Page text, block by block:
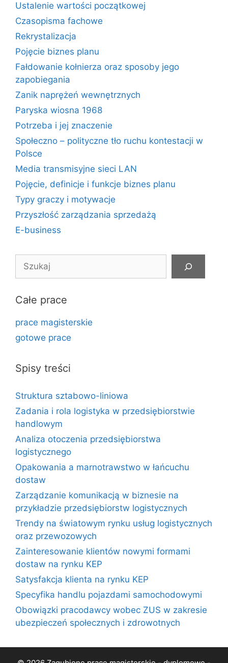
Ustalenie wartości początkowej
Czasopisma fachowe
Rekrystalizacja
Pojęcie biznes planu
Fałdowanie kołnierza oraz sposoby jego
zapobiegania
Zanik naprężeń wewnętrznych
Paryska wiosna 1968
Potrzeba i jej znaczenie
Społeczno – polityczne tło ruchu kontestacji w
Polsce
Media transmisyjne sieci LAN
Pojęcie, definicje i funkcje biznes planu
Typy graczy i motywacje
Przyszłość zarządzania sprzedażą
E-business
Szukaj
Całe prace
prace magisterskie
gotowe prace
Spisy treści
Struktura sztabowo-liniowa
Zadania i rola logistyka w przedsiębiorstwie
handlowym
Analiza otoczenia przedsiębiorstwa
logistycznego
Opakowania a marnotrawstwo w łańcuchu
dostaw
Zarządzanie komunikacją w biznesie na
przykładzie przedsiębiorstw logistycznych
Trendy na światowym rynku usług logistycznych
oraz przewozowych
Zainteresowanie klientów nowymi formami
dostaw na rynku KEP
Satysfakcja klienta na rynku KEP
Specyfika handlu pojazdami samochodowymi
Obowiązki pracodawcy wobec ZUS w zakresie
ubezpieczeń społecznych i zdrowotnych